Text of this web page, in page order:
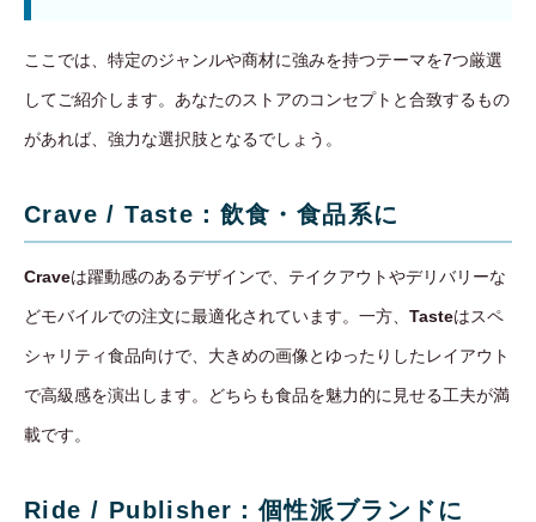
ここでは、特定のジャンルや商材に強みを持つテーマを7つ厳選
してご紹介します。あなたのストアのコンセプトと合致するもの
があれば、強力な選択肢となるでしょう。
Crave / Taste：飲食・食品系に
Craveは躍動感のあるデザインで、テイクアウトやデリバリーな
どモバイルでの注文に最適化されています。一方、 Tasteはスペ
シャリティ食品向けで、大きめの画像とゆったりしたレイアウト
で高級感を演出します。どちらも食品を魅力的に見せる工夫が満
載です。
Ride / Publisher：個性派ブランドに